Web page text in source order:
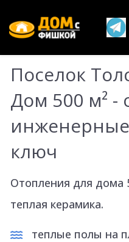
Поселок
Дом 500 м² -
ключ
Отопления для дома
теплая керамика.
теплые полы на